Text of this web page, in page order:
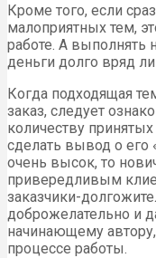
Кроме того, если
малоприятных тем,
работе. А
деньги долго вряд ли
Когда подходящая
заказ, следует
количеству
сделать вывод о его
очень высок, то
привередливым
заказчики-
доброжелательно и
начинающему
процессе работы.